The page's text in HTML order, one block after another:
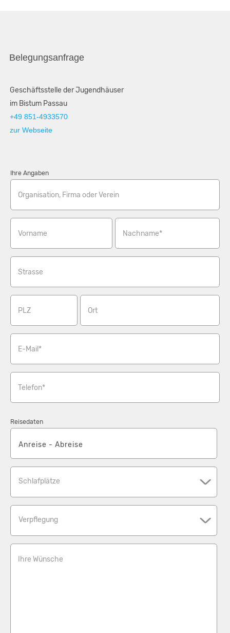
Belegungsanfrage
Geschäftsstelle der Jugendhäuser
im Bistum Passau
+49 851-4933570
zur Webseite
Ihre Angaben
Organisation, Firma oder Verein
Vorname Nachname*
Strasse
PLZ Ort
E-Mail*
Telefon*
Reisedaten
Schlafplätze
Verpflegung
Ihre Wünsche